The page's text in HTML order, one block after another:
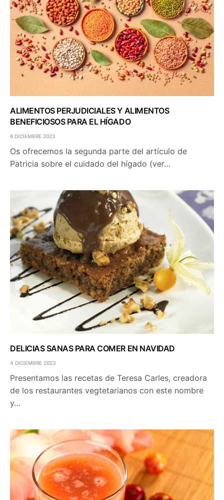
ALIMENTOS PERJUDICIALES Y ALIMENTOS
BENEFICIOSOS PARA EL HÍGADO
6 DICIEMBRE 2023
Os ofrecemos la segunda parte del artículo de
Patricia sobre el cuidado del hígado (ver…
DELICIAS SANAS PARA COMER EN NAVIDAD
4 DICIEMBRE 2023
Presentamos las recetas de Teresa Carles, creadora
de los restaurantes vegtetarianos con este nombre
y…